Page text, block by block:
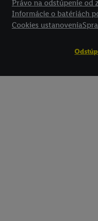
Právo na odstúpenie od
Informácie o batériách
Cookies ustanovenia